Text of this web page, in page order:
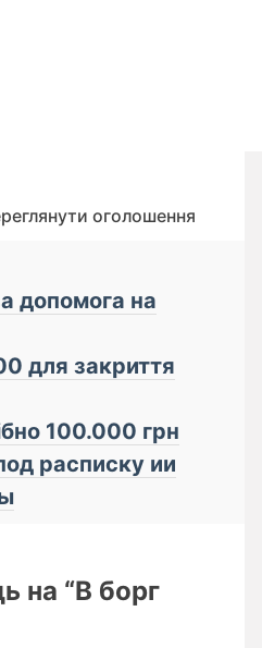
оголошення
допомога на
для закриття
100.000 грн
расписку ии
на “В борг